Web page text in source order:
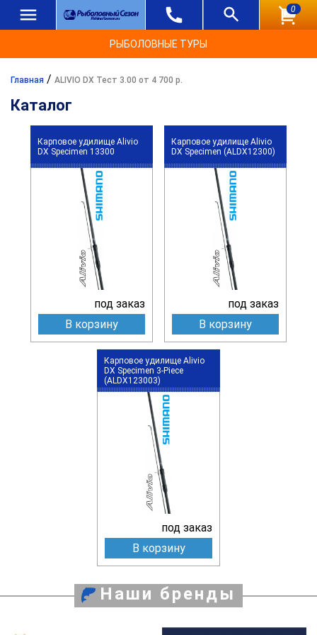
0
РЫБОЛОВНЫЕ ТУРЫ
Главная / ALIVIO DX Тест 3.00 от 4 700 р.
Каталог
Карповое удилище Alivio
DX Specimen 13300
под заказ
В корзину
Карповое удилище Alivio
DX Specimen (ALDX12300)
под заказ
В корзину
Карповое удилище Alivio
DX Specimen 3-Piece
(ALDX123003)
под заказ
В корзину
Наши бренды